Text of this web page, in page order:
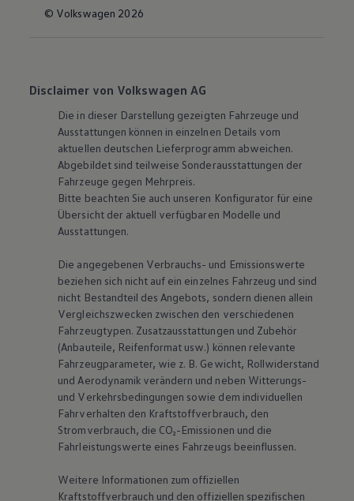
© Volkswagen 2026
Disclaimer von Volkswagen AG
Die in dieser Darstellung gezeigten Fahrzeuge und
Ausstattungen können in einzelnen Details vom
aktuellen deutschen Lieferprogramm abweichen.
Abgebildet sind teilweise Sonderausstattungen der
Fahrzeuge gegen Mehrpreis.
Bitte beachten Sie auch unseren Konfigurator für eine
Übersicht der aktuell verfügbaren Modelle und
Ausstattungen.
Die angegebenen Verbrauchs- und Emissionswerte
beziehen sich nicht auf ein einzelnes Fahrzeug und sind
nicht Bestandteil des Angebots, sondern dienen allein
Vergleichszwecken zwischen den verschiedenen
Fahrzeugtypen. Zusatzausstattungen und Zubehör
(Anbauteile, Reifenformat usw.) können relevante
Fahrzeugparameter, wie z. B. Gewicht, Rollwiderstand
und Aerodynamik verändern und neben Witterungs-
und Verkehrsbedingungen sowie dem individuellen
Fahrverhalten den Kraftstoffverbrauch, den
Stromverbrauch, die CO₂-Emissionen und die
Fahrleistungswerte eines Fahrzeugs beeinflussen.
Weitere Informationen zum offiziellen
Kraftstoffverbrauch und den offiziellen spezifischen